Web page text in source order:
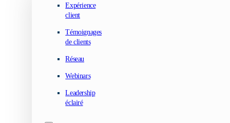
Expérience
client
Témoignages
de clients
Réseau
Webinars
Leadership
éclairé